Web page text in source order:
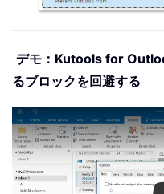
デモ：Kutools for
るブロックを回避する